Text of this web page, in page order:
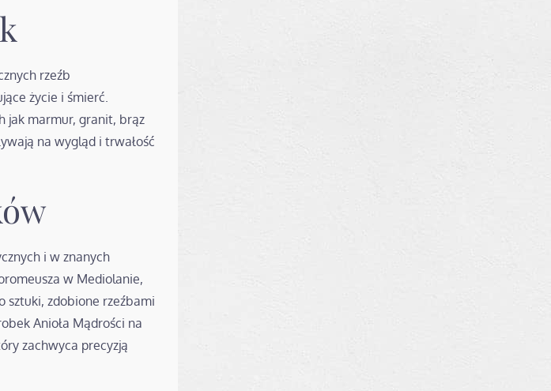
rzeźb
życie i śmierć.
jak marmur, granit, brąz
na wygląd i trwałość
i w znanych
w Mediolanie,
sztuki, zdobione rzeźbami
Anioła Mądrości na
zachwyca precyzją